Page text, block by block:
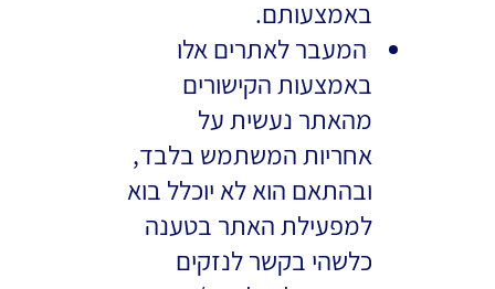
באמצעותם.
המעבר לאתרים אלו
באמצעות הקישורים
מהאתר נעשית על
אחריות המשתמש בלבד,
ובהתאם הוא לא יוכלל בוא
למפעילת האתר בטענה
כלשהי בקשר לנזקים